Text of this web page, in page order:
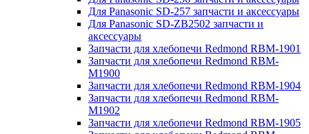
Для Panasonic SD-257 запчасти и аксессуары
Для Panasonic SD-ZB2502 запчасти и
аксессуары
Запчасти для хлебопечи Redmond RBM-1901
Запчасти для хлебопечи Redmond RBM-
M1900
Запчасти для хлебопечи Redmond RBM-1904
Запчасти для хлебопечи Redmond RBM-
M1902
Запчасти для хлебопечи Redmond RBM-1905